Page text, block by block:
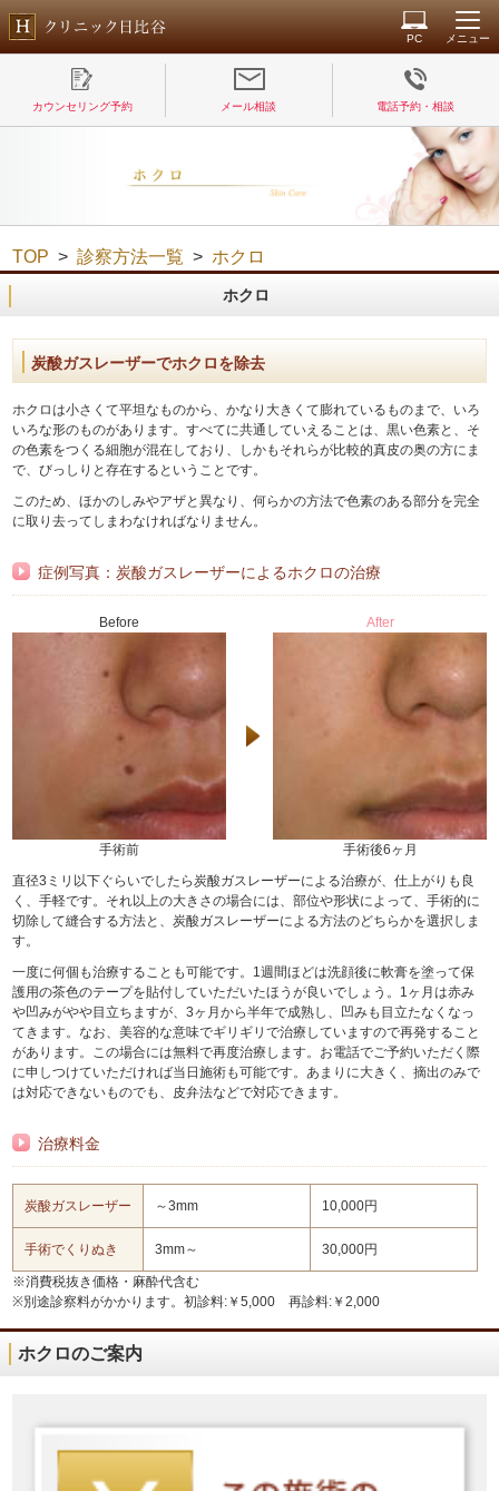
PC メニュー
カウンセリング予約 メール相談 電話予約・相談
TOP >診察方法一覧 > ホクロ
ホクロ
炭酸ガスレーザーでホクロを除去
ホクロは小さくて平坦なものから、かなり大きくて膨れているものまで、いろ
いろな形のものがあります。すべてに共通していえることは、黒い色素と、そ
の色素をつくる細胞が混在しており、しかもそれらが比較的真皮の奥の方にま
で、びっしりと存在するということです。
このため、ほかのしみやアザと異なり、何らかの方法で色素のある部分を完全
に取り去ってしまわなければなりません。
症例写真：炭酸ガスレーザーによるホクロの治療
Before
手術前
After
手術後6ヶ月
直径3ミリ以下ぐらいでしたら炭酸ガスレーザーによる治療が、仕上がりも良
く、手軽です。それ以上の大きさの場合には、部位や形状によって、手術的に
切除して縫合する方法と、炭酸ガスレーザーによる方法のどちらかを選択しま
す。
一度に何個も治療することも可能です。1週間ほどは洗顔後に軟膏を塗って保
護用の茶色のテープを貼付していただいたほうが良いでしょう。1ヶ月は赤み
や凹みがやや目立ちますが、3ヶ月から半年で成熟し、凹みも目立たなくなっ
てきます。なお、美容的な意味でギリギリで治療していますので再発すること
があります。この場合には無料で再度治療します。お電話でご予約いただく際
に申しつけていただければ当日施術も可能です。あまりに大きく、摘出のみで
は対応できないものでも、皮弁法などで対応できます。
治療料金
炭酸ガスレーザー ～3mm 10,000円
手術でくりぬき 3mm～ 30,000円
※消費税抜き価格・麻酔代含む
※別途診察料がかかります。初診料:￥5,000 再診料:￥2,000
ホクロのご案内